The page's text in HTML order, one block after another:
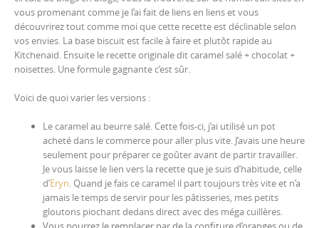
vous promenant comme je l’ai fait de liens en liens et vous
découvrirez tout comme moi que cette recette est déclinable selon
vos envies. La base biscuit est facile à faire et plutôt rapide au
Kitchenaid. Ensuite le recette originale dit caramel salé + chocolat +
noisettes. Une formule gagnante c’est sûr.
Voici de quoi varier les versions :
Le caramel au beurre salé. Cette fois-ci, j’ai utilisé un pot
acheté dans le commerce pour aller plus vite. J’avais une heure
seulement pour préparer ce goûter avant de partir travailler.
Je vous laisse le lien vers la recette que je suis d’habitude, celle
d’Eryn. Quand je fais ce caramel il part toujours très vite et n’a
jamais le temps de servir pour les pâtisseries, mes petits
gloutons piochant dedans direct avec des méga cuillères.